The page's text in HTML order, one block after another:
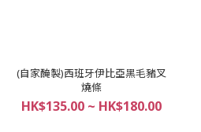
(自家醃製)西班牙伊比亞黑毛豬叉
燒條
HK$135.00 ~ HK$180.00